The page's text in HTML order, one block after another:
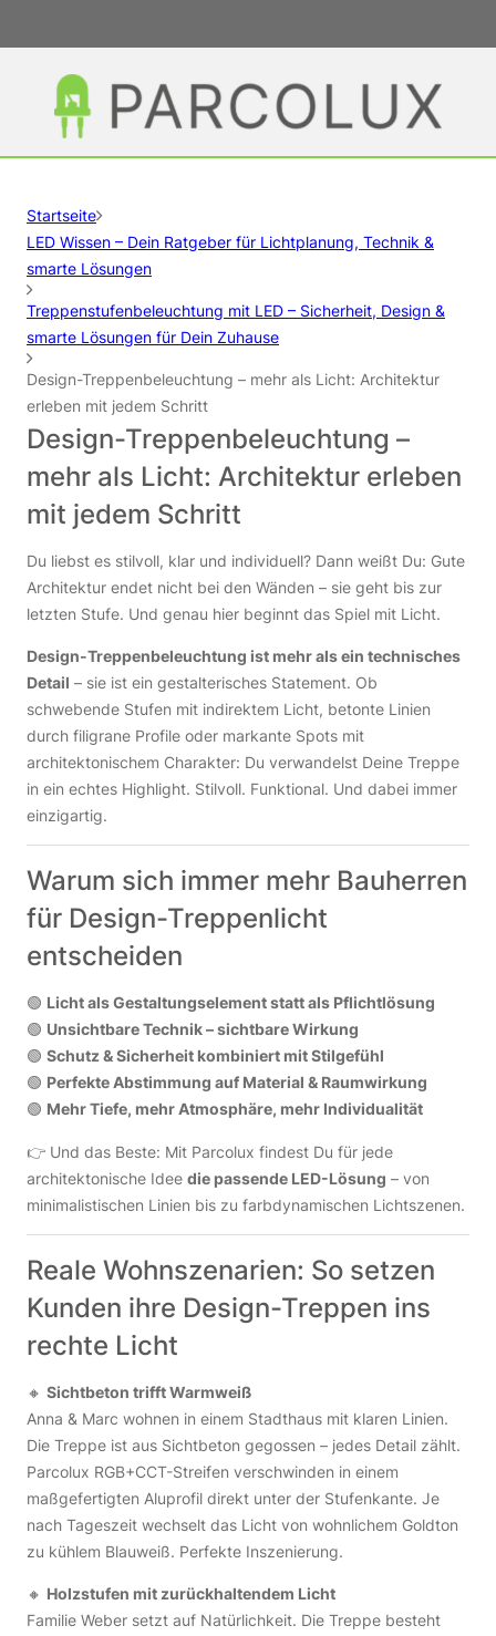
Startseite
LED Wissen – Dein Ratgeber für Lichtplanung, Technik &
smarte Lösungen
Treppenstufenbeleuchtung mit LED – Sicherheit, Design &
smarte Lösungen für Dein Zuhause
Design-Treppenbeleuchtung – mehr als Licht: Architektur
erleben mit jedem Schritt
Design-Treppenbeleuchtung –
mehr als Licht: Architektur erleben
mit jedem Schritt
Du liebst es stilvoll, klar und individuell? Dann weißt Du: Gute
Architektur endet nicht bei den Wänden – sie geht bis zur
letzten Stufe. Und genau hier beginnt das Spiel mit Licht.
Design-Treppenbeleuchtung ist mehr als ein technisches
Detail – sie ist ein gestalterisches Statement. Ob
schwebende Stufen mit indirektem Licht, betonte Linien
durch filigrane Profile oder markante Spots mit
architektonischem Charakter: Du verwandelst Deine Treppe
in ein echtes Highlight. Stilvoll. Funktional. Und dabei immer
einzigartig.
Warum sich immer mehr Bauherren
für Design-Treppenlicht
entscheiden
🟢 Licht als Gestaltungselement statt als Pflichtlösung
🟢 Unsichtbare Technik – sichtbare Wirkung
🟢 Schutz & Sicherheit kombiniert mit Stilgefühl
🟢 Perfekte Abstimmung auf Material & Raumwirkung
🟢 Mehr Tiefe, mehr Atmosphäre, mehr Individualität
👉 Und das Beste: Mit Parcolux findest Du für jede
architektonische Idee die passende LED-Lösung – von
minimalistischen Linien bis zu farbdynamischen Lichtszenen.
Reale Wohnszenarien: So setzen
Kunden ihre Design-Treppen ins
rechte Licht
🔸 Sichtbeton trifft Warmweiß
Anna & Marc wohnen in einem Stadthaus mit klaren Linien.
Die Treppe ist aus Sichtbeton gegossen – jedes Detail zählt.
Parcolux RGB+CCT-Streifen verschwinden in einem
maßgefertigten Aluprofil direkt unter der Stufenkante. Je
nach Tageszeit wechselt das Licht von wohnlichem Goldton
zu kühlem Blauweiß. Perfekte Inszenierung.
🔸 Holzstufen mit zurückhaltendem Licht
Familie Weber setzt auf Natürlichkeit. Die Treppe besteht